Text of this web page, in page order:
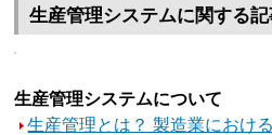
生産管理システムに関する
生産管理システムについて
生産管理とは？ 製造業におけ